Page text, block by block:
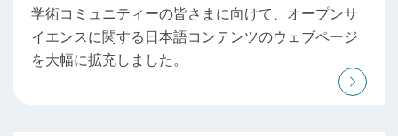
学術コミュニティーの皆さまに向けて、オープンサ
イエンスに関する日本語コンテンツのウェブページ
を大幅に拡充しました。